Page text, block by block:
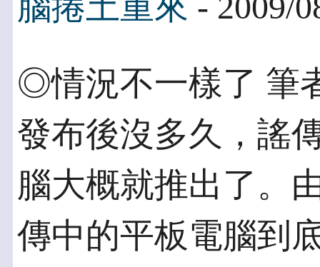
◎情況不一樣了 筆
發布後沒多久，謠
腦大概就推出了。
傳中的平板電腦到